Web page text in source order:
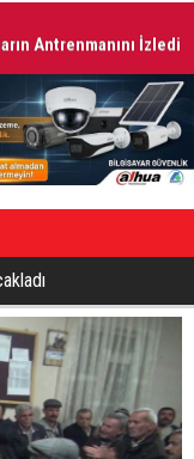
Antrenmanını İzledi